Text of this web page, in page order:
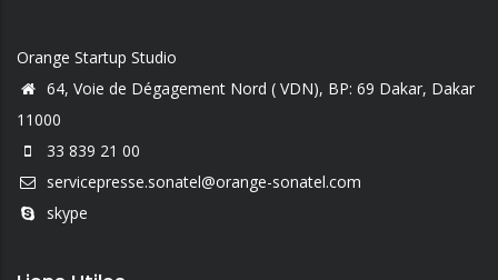
Orange Startup Studio
64, Voie de Dégagement Nord ( VDN), BP: 69 Dakar, Dakar
11000
33 839 21 00
servicepresse.sonatel@orange-sonatel.com
skype